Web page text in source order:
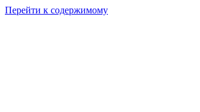
Перейти к содержимому